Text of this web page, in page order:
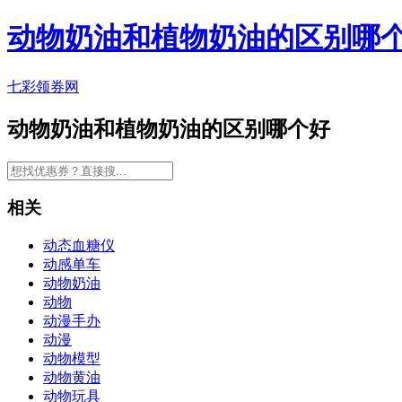
动物奶油和植物奶油的区别哪
七彩领券网
动物奶油和植物奶油的区别哪个好
相关
动态血糖仪
动感单车
动物奶油
动物
动漫手办
动漫
动物模型
动物黄油
动物玩具